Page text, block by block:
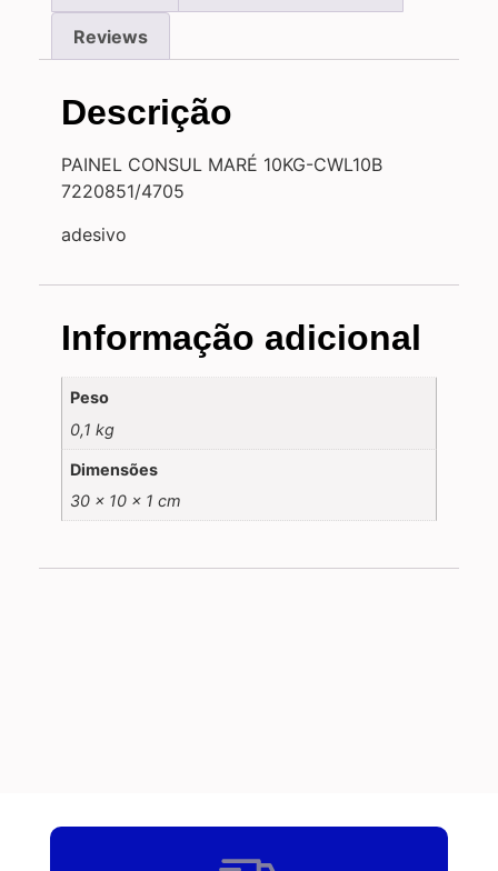
Reviews
Descrição
PAINEL CONSUL MARÉ 10KG-CWL10B
7220851/4705
adesivo
Informação adicional
Peso
0,1 kg
Dimensões
30 × 10 × 1 cm